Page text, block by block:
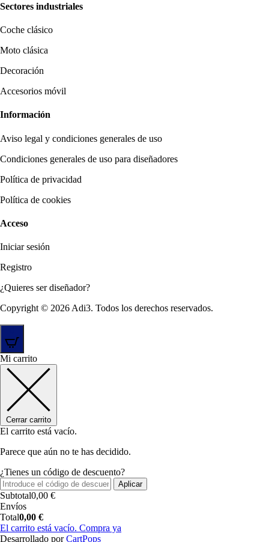
Sectores industriales
Coche clásico
Moto clásica
Decoración
Accesorios móvil
Información
Aviso legal y condiciones generales de uso
Condiciones generales de uso para diseñadores
Política de privacidad
Política de cookies
Acceso
Iniciar sesión
Registro
¿Quieres ser diseñador?
Copyright © 2026 Adi3. Todos los derechos reservados.
Mi carrito
Cerrar carrito
El carrito está vacío.
Parece que aún no te has decidido.
¿Tienes un código de descuento?
Aplicar
Subtotal0,00 €
Envíos
Total0,00 €
El carrito está vacío. Compra ya
Desarrollado porCartPops(se